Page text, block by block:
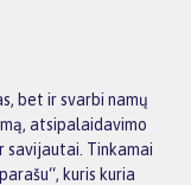
bet ir svarbi namų
atsipalaidavimo
Tinkamai
kuris kuria